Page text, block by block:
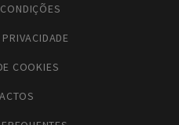
COOKIES